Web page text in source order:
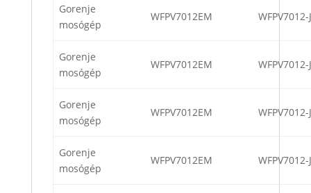
Gorenje
mosógép
WFPV7012EM
Gorenje
mosógép
WFPV7012EM
Gorenje
mosógép
WFPV7012EM
Gorenje
mosógép
WFPV7012EM